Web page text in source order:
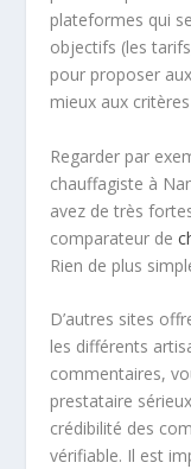
plateformes qui
objectifs (les
pour proposer
mieux aux
Regarder par
chauffagiste à
avez de très
comparateur de
Rien de plus
D’autres sites
les différents
commentaires,
prestataire
crédibilité des
vérifiable. Il est